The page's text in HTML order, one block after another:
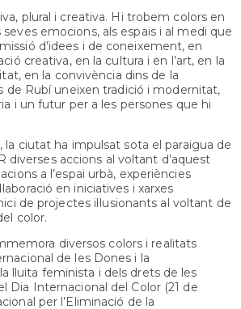
plural i creativa. Hi trobem colors en
emocions, als espais i al medi que
d’idees i de coneixement, en
creativa, en la cultura i en l’art, en la
en la convivència dins de la
de Rubí uneixen tradició i modernitat,
i un futur per a les persones que hi
la ciutat ha impulsat sota el paraigua de
diverses accions al voltant d’aquest
a l’espai urbà, experiències
en iniciatives i xarxes
de projectes il·lusionants al voltant de
color.
diversos colors i realitats
de les Dones i la
lluita feminista i dels drets de les
Dia Internacional del Color (21 de
per l’Eliminació de la